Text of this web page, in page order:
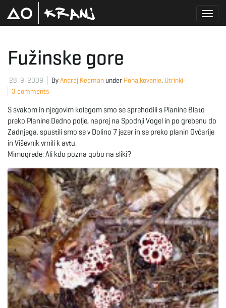
l
e
n
Fužinske gore
28. 9. 2009 ByAndrej Kecman under Pohajkovanje, Utrinki
3 comments
S svakom in njegovim kolegom smo se sprehodili s Planine Blato
preko Planine Dedno polje, naprej na Spodnji Vogel in po grebenu do
Zadnjega. spustili smo se v Dolino 7 jezer in se preko planin Ovčarije
in Viševnik vrnili k avtu.
Mimogrede: Ali kdo pozna gobo na sliki?